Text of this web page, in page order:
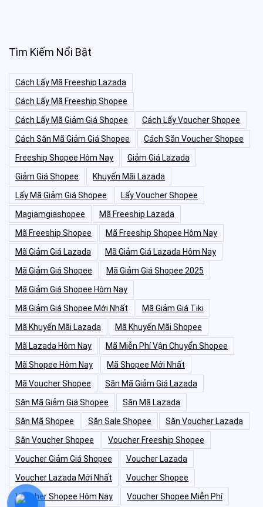
Tìm Kiếm Nổi Bật
Cách Lấy Mã Freeship Lazada
Cách Lấy Mã Freeship Shopee
Cách Lấy Mã Giảm Giá Shopee
Cách Lấy Voucher Shopee
Cách Săn Mã Giảm Giá Shopee
Cách Săn Voucher Shopee
Freeship Shopee Hôm Nay
Giảm Giá Lazada
Giảm Giá Shopee
Khuyến Mãi Lazada
Lấy Mã Giảm Giá Shopee
Lấy Voucher Shopee
Magiamgiashopee
Mã Freeship Lazada
Mã Freeship Shopee
Mã Freeship Shopee Hôm Nay
Mã Giảm Giá Lazada
Mã Giảm Giá Lazada Hôm Nay
Mã Giảm Giá Shopee
Mã Giảm Giá Shopee 2025
Mã Giảm Giá Shopee Hôm Nay
Mã Giảm Giá Shopee Mới Nhất
Mã Giảm Giá Tiki
Mã Khuyến Mãi Lazada
Mã Khuyến Mãi Shopee
Mã Lazada Hôm Nay
Mã Miễn Phí Vận Chuyển Shopee
Mã Shopee Hôm Nay
Mã Shopee Mới Nhất
Mã Voucher Shopee
Săn Mã Giảm Giá Lazada
Săn Mã Giảm Giá Shopee
Săn Mã Lazada
Săn Mã Shopee
Săn Sale Shopee
Săn Voucher Lazada
Săn Voucher Shopee
Voucher Freeship Shopee
Voucher Giảm Giá Shopee
Voucher Lazada
Voucher Lazada Mới Nhất
Voucher Shopee
Voucher Shopee Hôm Nay
Voucher Shopee Miễn Phí